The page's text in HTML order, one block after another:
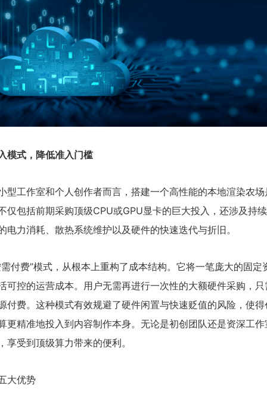
模式，降低准入门槛
型工作室和个人创作者而言，搭建一个高性能的本地渲染农
仅包括前期采购顶级CPU或GPU显卡的巨大投入，还涉及持
电力消耗、散热系统维护以及硬件的快速迭代与折旧。
付费”模式，从根本上重构了成本结构。它将一笔庞大的固定
可控的运营成本。用户无需再进行一次性的大额硬件采购，
付费。这种模式有效规避了硬件闲置与快速贬值的风险，使
更精准地投入到内容制作本身。无论是初创团队还是资深工
享受到顶级算力带来的便利。